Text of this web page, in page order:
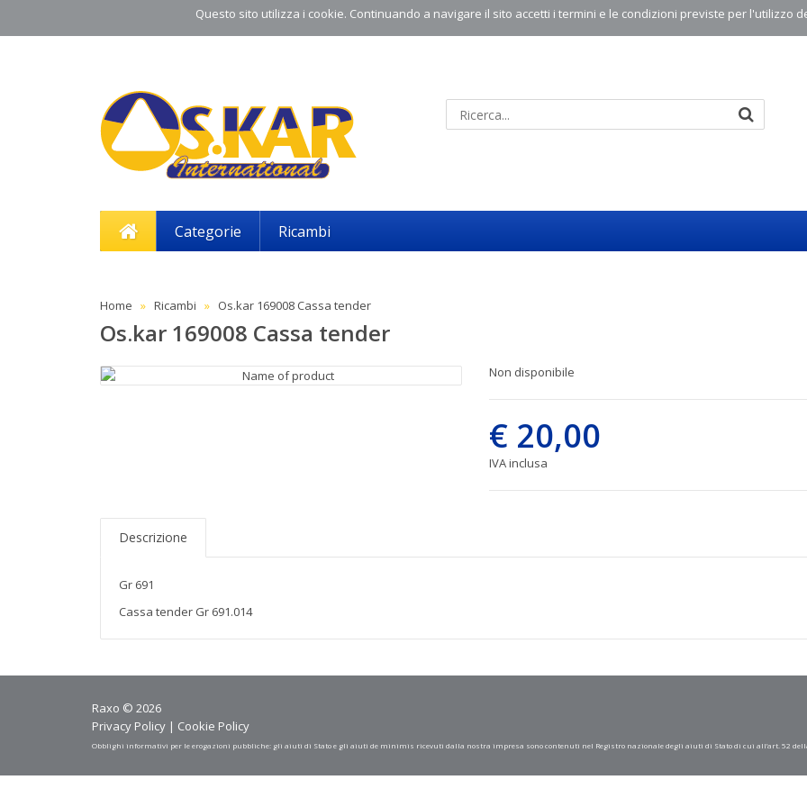
Questo sito utilizza i cookie. Continuando a navigare il sito accetti i termini e le condizioni previste per l'utilizzo
Categorie Ricambi
Home Ricambi Os.kar 169008 Cassa tender
Os.kar 169008 Cassa tender
Non disponibile
€ 20,00
IVA inclusa
Descrizione
Gr 691
Cassa tender Gr 691.014
Raxo © 2026
Privacy Policy | Cookie Policy
Obblighi informativi per le erogazioni pubbliche: gli aiuti di Stato e gli aiuti de minimis ricevuti dalla nostra impresa sono contenuti nel Registro nazionale degli aiuti di Stato di cui all’art. 52 della